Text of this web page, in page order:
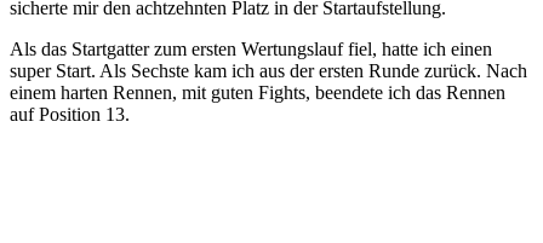
sicherte mir den achtzehnten Platz in der Startaufstellung.
Als das Startgatter zum ersten Wertungslauf fiel, hatte ich einen
super Start. Als Sechste kam ich aus der ersten Runde zurück. Nach
einem harten Rennen, mit guten Fights, beendete ich das Rennen
auf Position 13.